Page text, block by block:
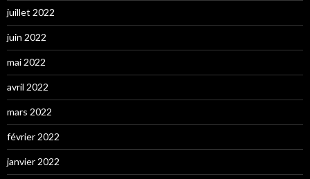
juillet 2022
juin 2022
mai 2022
avril 2022
mars 2022
février 2022
janvier 2022